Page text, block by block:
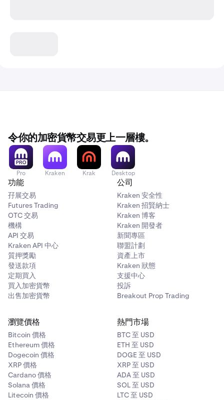
令你的加密貨幣交易更上一層樓。
Pro Kraken Krak Desktop
功能
孖展交易
Futures Trading
OTC 交易
機構
API 交易
Kraken API 中心
質押獎勵
發送款項
定期買入
買入加密貨幣
出售加密貨幣
公司
Kraken 安全性
Kraken 招賢納士
Kraken 博客
Kraken 開發者
新聞專區
聯盟計劃
資產上市
Kraken 狀態
支援中心
投訴
Breakout Prop Trading
瀏覽價格
Bitcoin 價格
Ethereum 價格
Dogecoin 價格
XRP 價格
Cardano 價格
Solana 價格
Litecoin 價格
熱門市場
BTC 至 USD
ETH 至 USD
DOGE 至 USD
XRP 至 USD
ADA 至 USD
SOL 至 USD
LTC 至 USD